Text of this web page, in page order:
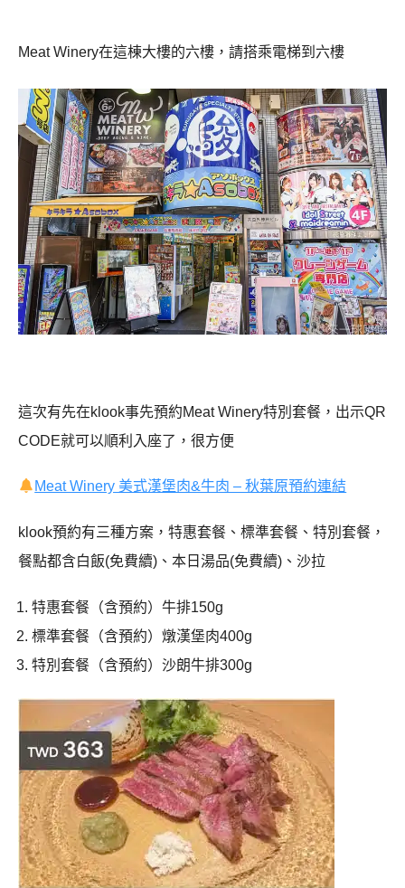
Meat Winery在這棟大樓的六樓，請搭乘電梯到六樓
這次有先在klook事先預約Meat Winery特別套餐，出示QR
CODE就可以順利入座了，很方便
Meat Winery 美式漢堡肉&牛肉 – 秋葉原預約連結
klook預約有三種方案，特惠套餐、標準套餐、特別套餐，
餐點都含白飯(免費續)、本日湯品(免費續)、沙拉
特惠套餐（含預約）牛排150g
標準套餐（含預約）燉漢堡肉400g
特別套餐（含預約）沙朗牛排300g